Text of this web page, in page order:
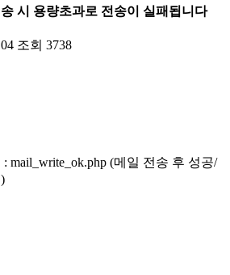
시 용량초과로 전송이 실패됩니다
조회 3738
mail_write_ok.php (메일 전송 후 성공/